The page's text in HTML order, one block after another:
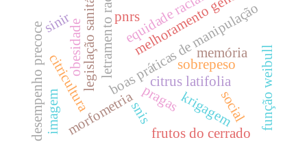
equidade racial
letramento racial
boas práticas de manipulação
legislação sanitária citrus latifolia
citricultura
desempenho precoce
melhoramento genético
pragas
morfometria função weibull
sobrepeso
obesidade
krigagem
frutos do cerrado
pnrs
snis
sinir
memória
imagem social